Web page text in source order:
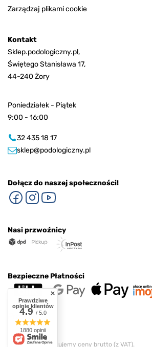
Zarządzaj plikami cookie
Kontakt
Sklep.podologiczny.pl,
Świętego Stanisława 17,
44-240 Żory
Poniedziałek - Piątek
9:00 - 16:00
32 435 18 17
sklep@podologiczny.pl
Dołącz do naszej społeczności!
Nasi przwoźnicy
Bezpieczne Płatności
W sklepie prezentujemy ceny brutto (z VAT).
Prawdziwe
opinie klientów
4.9/ 5.0
1880 opinii